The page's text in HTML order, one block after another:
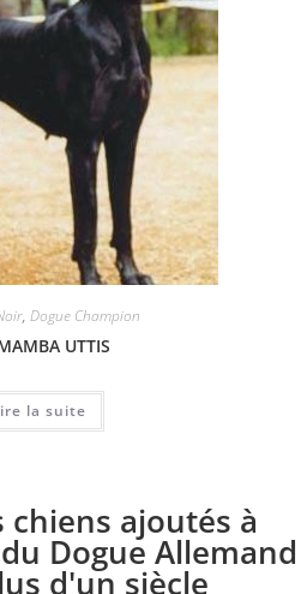
, Dogue Champion
UTTIS
la suite
chiens ajoutés à
Dogue Allemand
d'un siècle